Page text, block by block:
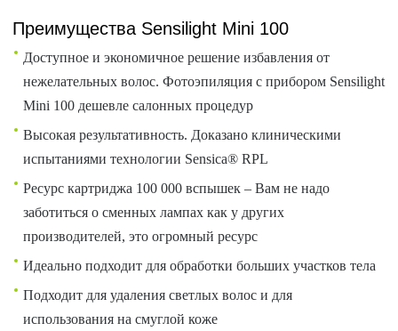
Преимущества Sensilight Mini 100
Доступное и экономичное решение избавления от
нежелательных волос. Фотоэпиляция с прибором Sensilight
Mini 100 дешевле салонных процедур
Высокая результативность. Доказано клиническими
испытаниями технологии Sensica® RPL
Ресурс картриджа 100 000 вспышек – Вам не надо
заботиться о сменных лампах как у других
производителей, это огромный ресурс
Идеально подходит для обработки больших участков тела
Подходит для удаления светлых волос и для
использования на смуглой коже